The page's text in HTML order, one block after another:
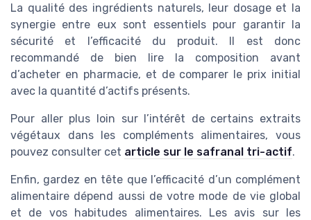
La qualité des ingrédients naturels, leur dosage et la
synergie entre eux sont essentiels pour garantir la
sécurité et l’efficacité du produit. Il est donc
recommandé de bien lire la composition avant
d’acheter en pharmacie, et de comparer le prix initial
avec la quantité d’actifs présents.
Pour aller plus loin sur l’intérêt de certains extraits
végétaux dans les compléments alimentaires, vous
pouvez consulter cet article sur le safranal tri-actif.
Enfin, gardez en tête que l’efficacité d’un complément
alimentaire dépend aussi de votre mode de vie global
et de vos habitudes alimentaires. Les avis sur les